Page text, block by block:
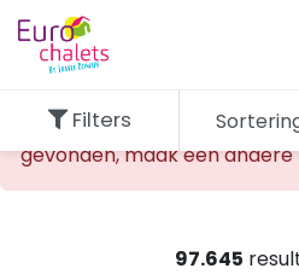
De opgevraagde
gevonden, maak een andere
97.645
Filters